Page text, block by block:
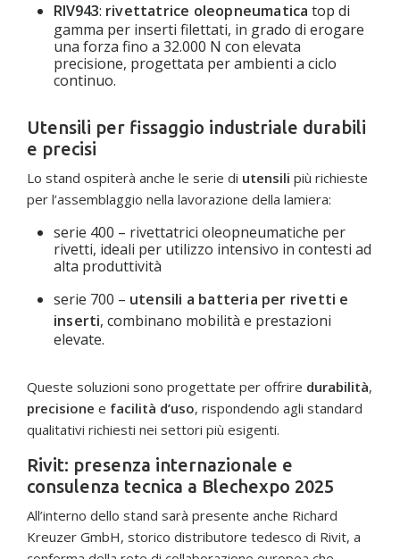
RIV943: rivettatrice oleopneumatica top di
gamma per inserti filettati, in grado di erogare
una forza fino a 32.000 N con elevata
precisione, progettata per ambienti a ciclo
continuo.
Utensili per fissaggio industriale durabili
e precisi
Lo stand ospiterà anche le serie di utensili più richieste
per l’assemblaggio nella lavorazione della lamiera:
serie 400 – rivettatrici oleopneumatiche per
rivetti, ideali per utilizzo intensivo in contesti ad
alta produttività
serie 700 – utensili a batteria per rivetti e
inserti, combinano mobilità e prestazioni
elevate.
Queste soluzioni sono progettate per offrire durabilità,
precisione e facilità d’uso, rispondendo agli standard
qualitativi richiesti nei settori più esigenti.
Rivit: presenza internazionale e
consulenza tecnica a Blechexpo 2025
All’interno dello stand sarà presente anche Richard
Kreuzer GmbH, storico distributore tedesco di Rivit, a